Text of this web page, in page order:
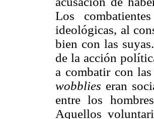
Los combatientes
ideológicas, al
bien con las
de la acción
a combatir con
wobblies eran
entre los
Aquellos